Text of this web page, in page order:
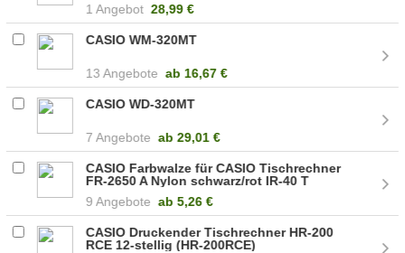
1 Angebot 28,99 €
CASIO WM-320MT
13 Angebote ab 16,67 €
CASIO WD-320MT
7 Angebote ab 29,01 €
CASIO Farbwalze für CASIO Tischrechner
FR-2650 A Nylon schwarz/rot IR-40 T
9 Angebote ab 5,26 €
CASIO Druckender Tischrechner HR-200
RCE 12-stellig (HR-200RCE)